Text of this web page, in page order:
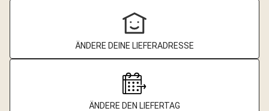
ÄNDERE DEINE LIEFERADRESSE
ÄNDERE DEN LIEFERTAG